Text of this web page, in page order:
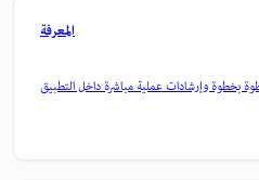
المعرفة